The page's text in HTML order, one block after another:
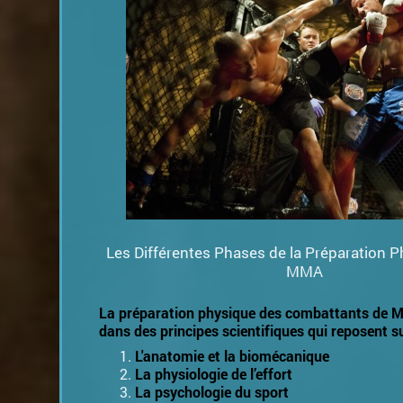
Les Différentes Phases de la Préparation
MMA
La préparation physique des combattants de
dans des principes scientifiques qui reposent
L'anatomie et la biomécanique
La physiologie de l’effort
La psychologie du sport